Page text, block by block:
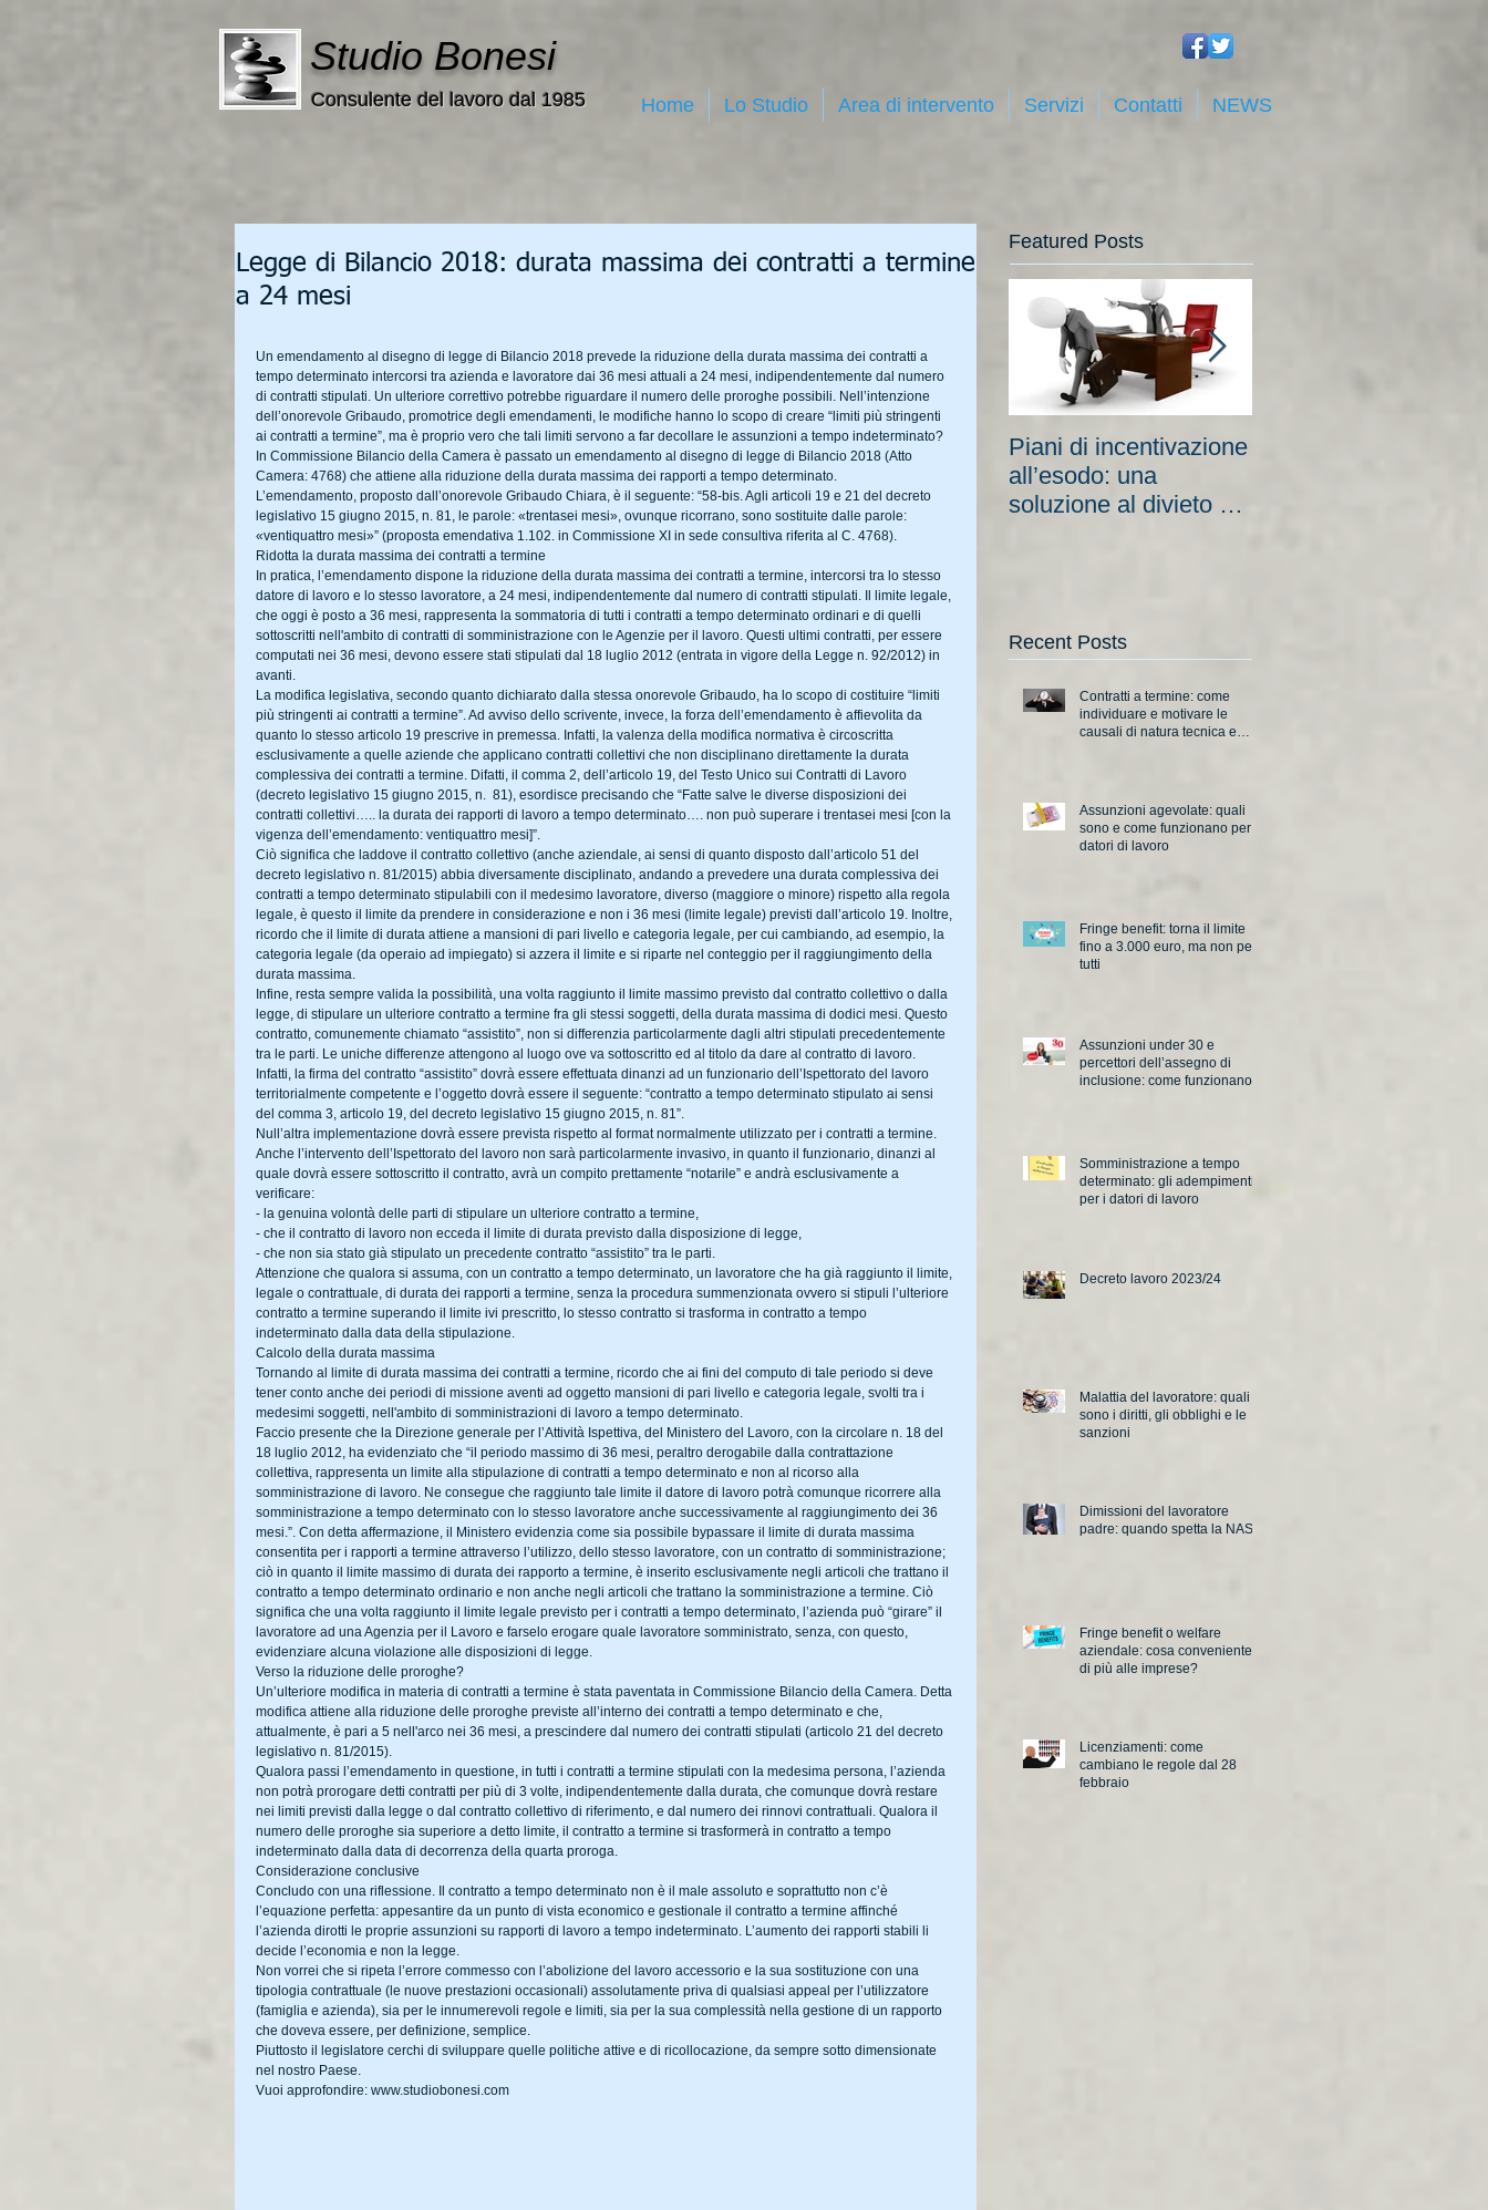
Studio Bonesi
Consulente del lavoro dal 1985 Home Lo Studio Area di intervento Servizi Contatti NEWS
Legge di Bilancio 2018: durata massima dei contratti a termine
a 24 mesi
Un emendamento al disegno di legge di Bilancio 2018 prevede la riduzione della durata massima dei contratti a
tempo determinato intercorsi tra azienda e lavoratore dai 36 mesi attuali a 24 mesi, indipendentemente dal numero
di contratti stipulati. Un ulteriore correttivo potrebbe riguardare il numero delle proroghe possibili. Nell’intenzione
dell’onorevole Gribaudo, promotrice degli emendamenti, le modifiche hanno lo scopo di creare “limiti più stringenti
ai contratti a termine”, ma è proprio vero che tali limiti servono a far decollare le assunzioni a tempo indeterminato?
In Commissione Bilancio della Camera è passato un emendamento al disegno di legge di Bilancio 2018 (Atto
Camera: 4768) che attiene alla riduzione della durata massima dei rapporti a tempo determinato.
L’emendamento, proposto dall’onorevole Gribaudo Chiara, è il seguente: “58-bis. Agli articoli 19 e 21 del decreto
legislativo 15 giugno 2015, n. 81, le parole: «trentasei mesi», ovunque ricorrano, sono sostituite dalle parole:
«ventiquattro mesi»” (proposta emendativa 1.102. in Commissione XI in sede consultiva riferita al C. 4768).
Ridotta la durata massima dei contratti a termine
In pratica, l’emendamento dispone la riduzione della durata massima dei contratti a termine, intercorsi tra lo stesso
datore di lavoro e lo stesso lavoratore, a 24 mesi, indipendentemente dal numero di contratti stipulati. Il limite legale,
che oggi è posto a 36 mesi, rappresenta la sommatoria di tutti i contratti a tempo determinato ordinari e di quelli
sottoscritti nell'ambito di contratti di somministrazione con le Agenzie per il lavoro. Questi ultimi contratti, per essere
computati nei 36 mesi, devono essere stati stipulati dal 18 luglio 2012 (entrata in vigore della Legge n. 92/2012) in
avanti.
La modifica legislativa, secondo quanto dichiarato dalla stessa onorevole Gribaudo, ha lo scopo di costituire “limiti
più stringenti ai contratti a termine”. Ad avviso dello scrivente, invece, la forza dell’emendamento è affievolita da
quanto lo stesso articolo 19 prescrive in premessa. Infatti, la valenza della modifica normativa è circoscritta
esclusivamente a quelle aziende che applicano contratti collettivi che non disciplinano direttamente la durata
complessiva dei contratti a termine. Difatti, il comma 2, dell’articolo 19, del Testo Unico sui Contratti di Lavoro
(decreto legislativo 15 giugno 2015, n. 81), esordisce precisando che “Fatte salve le diverse disposizioni dei
contratti collettivi….. la durata dei rapporti di lavoro a tempo determinato…. non può superare i trentasei mesi [con la
vigenza dell’emendamento: ventiquattro mesi]”.
Ciò significa che laddove il contratto collettivo (anche aziendale, ai sensi di quanto disposto dall’articolo 51 del
decreto legislativo n. 81/2015) abbia diversamente disciplinato, andando a prevedere una durata complessiva dei
contratti a tempo determinato stipulabili con il medesimo lavoratore, diverso (maggiore o minore) rispetto alla regola
legale, è questo il limite da prendere in considerazione e non i 36 mesi (limite legale) previsti dall’articolo 19. Inoltre,
ricordo che il limite di durata attiene a mansioni di pari livello e categoria legale, per cui cambiando, ad esempio, la
categoria legale (da operaio ad impiegato) si azzera il limite e si riparte nel conteggio per il raggiungimento della
durata massima.
Infine, resta sempre valida la possibilità, una volta raggiunto il limite massimo previsto dal contratto collettivo o dalla
legge, di stipulare un ulteriore contratto a termine fra gli stessi soggetti, della durata massima di dodici mesi. Questo
contratto, comunemente chiamato “assistito”, non si differenzia particolarmente dagli altri stipulati precedentemente
tra le parti. Le uniche differenze attengono al luogo ove va sottoscritto ed al titolo da dare al contratto di lavoro.
Infatti, la firma del contratto “assistito” dovrà essere effettuata dinanzi ad un funzionario dell’Ispettorato del lavoro
territorialmente competente e l’oggetto dovrà essere il seguente: “contratto a tempo determinato stipulato ai sensi
del comma 3, articolo 19, del decreto legislativo 15 giugno 2015, n. 81”.
Null’altra implementazione dovrà essere prevista rispetto al format normalmente utilizzato per i contratti a termine.
Anche l’intervento dell’Ispettorato del lavoro non sarà particolarmente invasivo, in quanto il funzionario, dinanzi al
quale dovrà essere sottoscritto il contratto, avrà un compito prettamente “notarile” e andrà esclusivamente a
verificare:
- la genuina volontà delle parti di stipulare un ulteriore contratto a termine,
- che il contratto di lavoro non ecceda il limite di durata previsto dalla disposizione di legge,
- che non sia stato già stipulato un precedente contratto “assistito” tra le parti.
Attenzione che qualora si assuma, con un contratto a tempo determinato, un lavoratore che ha già raggiunto il limite,
legale o contrattuale, di durata dei rapporti a termine, senza la procedura summenzionata ovvero si stipuli l’ulteriore
contratto a termine superando il limite ivi prescritto, lo stesso contratto si trasforma in contratto a tempo
indeterminato dalla data della stipulazione.
Calcolo della durata massima
Tornando al limite di durata massima dei contratti a termine, ricordo che ai fini del computo di tale periodo si deve
tener conto anche dei periodi di missione aventi ad oggetto mansioni di pari livello e categoria legale, svolti tra i
medesimi soggetti, nell'ambito di somministrazioni di lavoro a tempo determinato.
Faccio presente che la Direzione generale per l’Attività Ispettiva, del Ministero del Lavoro, con la circolare n. 18 del
18 luglio 2012, ha evidenziato che “il periodo massimo di 36 mesi, peraltro derogabile dalla contrattazione
collettiva, rappresenta un limite alla stipulazione di contratti a tempo determinato e non al ricorso alla
somministrazione di lavoro. Ne consegue che raggiunto tale limite il datore di lavoro potrà comunque ricorrere alla
somministrazione a tempo determinato con lo stesso lavoratore anche successivamente al raggiungimento dei 36
mesi.”. Con detta affermazione, il Ministero evidenzia come sia possibile bypassare il limite di durata massima
consentita per i rapporti a termine attraverso l’utilizzo, dello stesso lavoratore, con un contratto di somministrazione;
ciò in quanto il limite massimo di durata dei rapporto a termine, è inserito esclusivamente negli articoli che trattano il
contratto a tempo determinato ordinario e non anche negli articoli che trattano la somministrazione a termine. Ciò
significa che una volta raggiunto il limite legale previsto per i contratti a tempo determinato, l’azienda può “girare” il
lavoratore ad una Agenzia per il Lavoro e farselo erogare quale lavoratore somministrato, senza, con questo,
evidenziare alcuna violazione alle disposizioni di legge.
Verso la riduzione delle proroghe?
Un’ulteriore modifica in materia di contratti a termine è stata paventata in Commissione Bilancio della Camera. Detta
modifica attiene alla riduzione delle proroghe previste all’interno dei contratti a tempo determinato e che,
attualmente, è pari a 5 nell'arco nei 36 mesi, a prescindere dal numero dei contratti stipulati (articolo 21 del decreto
legislativo n. 81/2015).
Qualora passi l’emendamento in questione, in tutti i contratti a termine stipulati con la medesima persona, l’azienda
non potrà prorogare detti contratti per più di 3 volte, indipendentemente dalla durata, che comunque dovrà restare
nei limiti previsti dalla legge o dal contratto collettivo di riferimento, e dal numero dei rinnovi contrattuali. Qualora il
numero delle proroghe sia superiore a detto limite, il contratto a termine si trasformerà in contratto a tempo
indeterminato dalla data di decorrenza della quarta proroga.
Considerazione conclusive
Concludo con una riflessione. Il contratto a tempo determinato non è il male assoluto e soprattutto non c’è
l’equazione perfetta: appesantire da un punto di vista economico e gestionale il contratto a termine affinché
l’azienda dirotti le proprie assunzioni su rapporti di lavoro a tempo indeterminato. L’aumento dei rapporti stabili li
decide l’economia e non la legge.
Non vorrei che si ripeta l’errore commesso con l’abolizione del lavoro accessorio e la sua sostituzione con una
tipologia contrattuale (le nuove prestazioni occasionali) assolutamente priva di qualsiasi appeal per l’utilizzatore
(famiglia e azienda), sia per le innumerevoli regole e limiti, sia per la sua complessità nella gestione di un rapporto
che doveva essere, per definizione, semplice.
Piuttosto il legislatore cerchi di sviluppare quelle politiche attive e di ricollocazione, da sempre sotto dimensionate
nel nostro Paese.
Vuoi approfondire: www.studiobonesi.com
Featured Posts
Piani di incentivazione
all’esodo: una
soluzione al divieto di
Recent Posts
Contratti a termine: come
individuare e motivare le
causali di natura tecnica e
Assunzioni agevolate: quali
sono e come funzionano per i
datori di lavoro
Fringe benefit: torna il limite
fino a 3.000 euro, ma non per
tutti
Assunzioni under 30 e
percettori dell’assegno di
inclusione: come funzionano i
Somministrazione a tempo
determinato: gli adempimenti
per i datori di lavoro
Decreto lavoro 2023/24
Malattia del lavoratore: quali
sono i diritti, gli obblighi e le
sanzioni
Dimissioni del lavoratore
padre: quando spetta la NASpI
Fringe benefit o welfare
aziendale: cosa conveniente
di più alle imprese?
Licenziamenti: come
cambiano le regole dal 28
febbraio